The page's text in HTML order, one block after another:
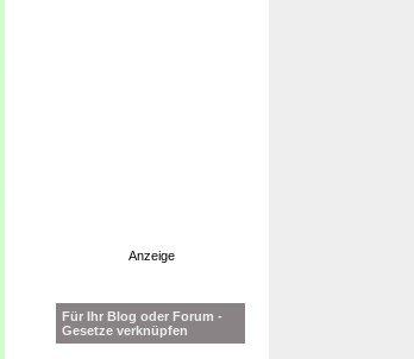
Anzeige
Für Ihr Blog oder Forum -
Gesetze verknüpfen